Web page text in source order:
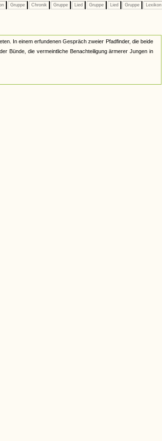
Gruppe Chronik Gruppe Lied Gruppe Lied Gruppe Lexikon
In einem erfundenen Gespräch zweier Pfadfinder, die beide
Bünde, die vermeintliche Benachteiligung ärmerer Jungen in